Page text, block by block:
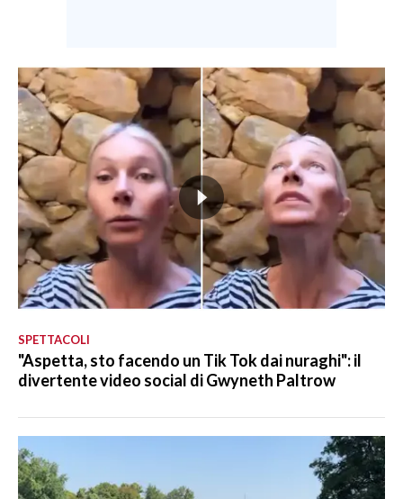
SPETTACOLI
"Aspetta, sto facendo un Tik Tok dai nuraghi": il
divertente video social di Gwyneth Paltrow